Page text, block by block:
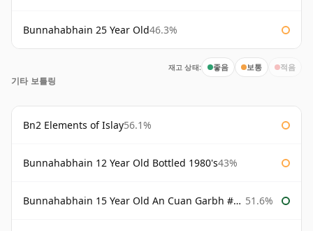
Bunnahabhain 25 Year Old46.3%
재고 상태: 좋음 보통 적음
기타 보틀링
Bn2 Elements of Islay56.1%
Bunnahabhain 12 Year Old Bottled 1980's43%
Bunnahabhain 15 Year Old An Cuan Garbh #1 Westering Home Collection 51.6%